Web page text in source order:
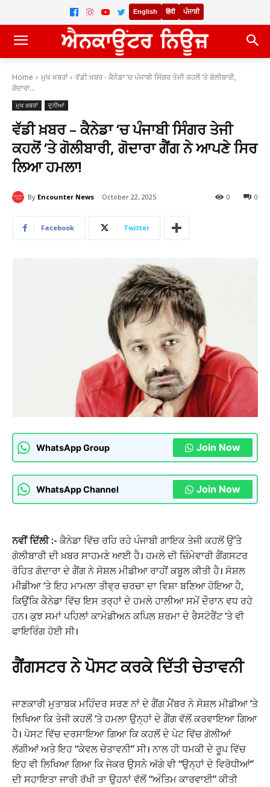
English हिंदी ਪੰਜਾਬੀ
Home ਮੁਖ ਖ਼ਬਰਾਂ
ਵੱਡੀ ਖ਼ਬਰ - ਕੈਨੇਡਾ ‘ਚ ਪੰਜਾਬੀ ਸਿੰਗਰ ਤੇਜੀ ਕਹਲੋਂ ‘ਤੇ ਗੋਲੀਬਾਰੀ,
ਗੋਦਾਰਾ...
ਮੁਖ ਖ਼ਬਰਾਂ ਦੁਨੀਆਂ
ਵੱਡੀ ਖ਼ਬਰ – ਕੈਨੇਡਾ ‘ਚ ਪੰਜਾਬੀ ਸਿੰਗਰ ਤੇਜੀ
ਕਹਲੋਂ ‘ਤੇ ਗੋਲੀਬਾਰੀ, ਗੋਦਾਰਾ ਗੈਂਗ ਨੇ ਆਪਣੇ ਸਿਰ
ਲਿਆ ਹਮਲਾ!
By Encounter News October 22, 2025 0
0
Facebook Twitter
WhatsApp Group Join Now
WhatsApp Channel Join Now
ਨਵੀਂ ਦਿੱਲੀ :- ਕੈਨੇਡਾ ਵਿੱਚ ਰਹਿ ਰਹੇ ਪੰਜਾਬੀ ਗਾਇਕ ਤੇਜੀ ਕਹਲੋਂ ਉੱਤੇ
ਗੋਲੀਬਾਰੀ ਦੀ ਖ਼ਬਰ ਸਾਹਮਣੇ ਆਈ ਹੈ। ਹਮਲੇ ਦੀ ਜ਼ਿੰਮੇਵਾਰੀ ਗੈਂਗਸਟਰ
ਰੋਹਿਤ ਗੋਦਾਰਾ ਦੇ ਗੈਂਗ ਨੇ ਸੋਸ਼ਲ ਮੀਡੀਆ ਰਾਹੀਂ ਕਬੂਲ ਕੀਤੀ ਹੈ। ਸੋਸ਼ਲ
ਮੀਡੀਆ ‘ਤੇ ਇਹ ਮਾਮਲਾ ਤੀਵ੍ਰ ਚਰਚਾ ਦਾ ਵਿਸ਼ਾ ਬਣਿਆ ਹੋਇਆ ਹੈ,
ਕਿਉਂਕਿ ਕੈਨੇਡਾ ਵਿੱਚ ਇਸ ਤਰ੍ਹਾਂ ਦੇ ਹਮਲੇ ਹਾਲੀਆ ਸਮੇਂ ਦੌਰਾਨ ਵਧ ਰਹੇ
ਹਨ। ਕੁਝ ਸਮਾਂ ਪਹਿਲਾਂ ਕਾਮੇਡੀਅਨ ਕਪਿਲ ਸ਼ਰਮਾ ਦੇ ਰੈਸਟੋਰੈਂਟ ‘ਤੇ ਵੀ
ਫਾਇਰਿੰਗ ਹੋਈ ਸੀ।
ਗੈਂਗਸਟਰ ਨੇ ਪੋਸਟ ਕਰਕੇ ਦਿੱਤੀ ਚੇਤਾਵਨੀ
ਜਾਣਕਾਰੀ ਮੁਤਾਬਕ ਮਹਿੰਦਰ ਸਰਣ ਨਾਂ ਦੇ ਗੈਂਗ ਮੈਂਬਰ ਨੇ ਸੋਸ਼ਲ ਮੀਡੀਆ ‘ਤੇ
ਲਿਖਿਆ ਕਿ ਤੇਜੀ ਕਹਲੋਂ ‘ਤੇ ਹਮਲਾ ਉਨ੍ਹਾਂ ਦੇ ਗੈਂਗ ਵੱਲੋਂ ਕਰਵਾਇਆ ਗਿਆ
ਹੈ। ਪੋਸਟ ਵਿੱਚ ਦਰਸਾਇਆ ਗਿਆ ਕਿ ਕਹਲੋਂ ਦੇ ਪੇਟ ਵਿੱਚ ਗੋਲੀਆਂ
ਲੱਗੀਆਂ ਅਤੇ ਇਹ “ਕੇਵਲ ਚੇਤਾਵਨੀ” ਸੀ। ਨਾਲ ਹੀ ਧਮਕੀ ਦੇ ਰੂਪ ਵਿੱਚ
ਇਹ ਵੀ ਲਿਖਿਆ ਗਿਆ ਕਿ ਜੇਕਰ ਉਸਨੇ ਅੱਗੇ ਵੀ “ਉਨ੍ਹਾਂ ਦੇ ਵਿਰੋਧੀਆਂ”
ਦੀ ਸਹਾਇਤਾ ਜਾਰੀ ਰੱਖੀ ਤਾ ਉਹਨਾਂ ਵੱਲੋਂ “ਅੰਤਿਮ ਕਾਰਵਾਈ” ਕੀਤੀ